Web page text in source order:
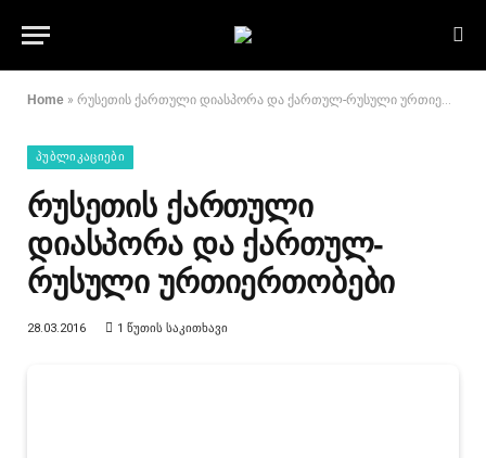
Home » რუსეთის ქართული დიასპორა და ქართულ-რუსული ურთიერთობები
ᲞᲣᲑᲚᲘᲙᲐᲪᲘᲔᲑᲘ
რუსეთის ქართული
დიასპორა და ქართულ-
რუსული ურთიერთობები
28.03.2016 1 ᲬᲣᲗᲘᲡ ᲡᲐᲙᲘᲗᲮᲐᲕᲘ